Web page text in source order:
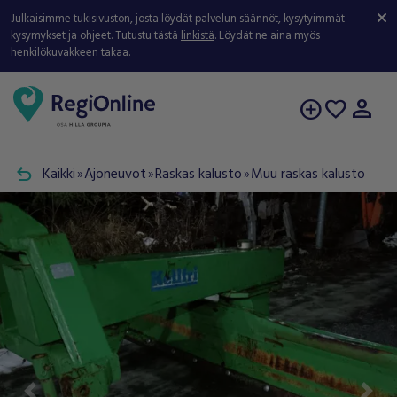
Julkaisimme tukisivuston, josta löydät palvelun säännöt, kysytyimmät
kysymykset ja ohjeet. Tutustu tästälinkistä. Löydät ne aina myös
henkilökuvakkeen takaa.
add_circlefavorite person
undo Kaikki double_arrowAjoneuvot double_arrowRaskas kalusto double_arrow Muu raskas kalusto